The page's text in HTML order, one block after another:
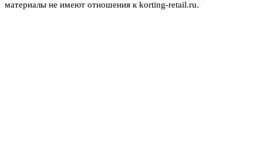
материалы не имеют отношения к korting-retail.ru.